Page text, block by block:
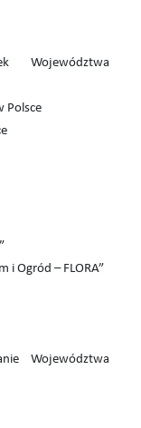
Województwa
Polsce
i Ogród – FLORA”
Województwa